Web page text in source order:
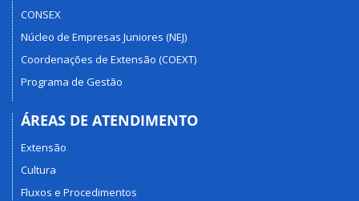
CONSEX
Núcleo de Empresas Juniores (NEJ)
Coordenações de Extensão (COEXT)
Programa de Gestão
ÁREAS DE ATENDIMENTO
Extensão
Cultura
Fluxos e Procedimentos